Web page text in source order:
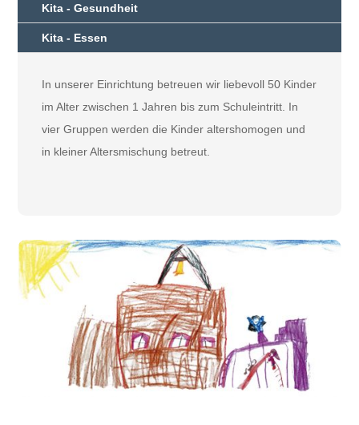
Kita - Gesundheit
Kita - Essen
In unserer Einrichtung betreuen wir liebevoll 50 Kinder
im Alter zwischen 1 Jahren bis zum Schuleintritt. In
vier Gruppen werden die Kinder altershomogen und
in kleiner Altersmischung betreut.